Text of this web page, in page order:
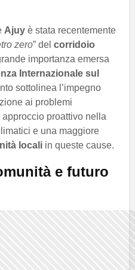
Ajuy è stata recentemente
zero” del corridoio
importanza emersa
Internazionale sul
sottolinea l’impegno
ai problemi
proattivo nella
e una maggiore
locali in queste cause.
e futuro